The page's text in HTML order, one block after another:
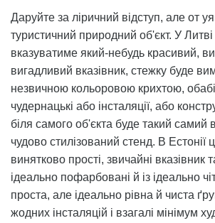
Даруйте за ліричний відступ, але от
туристичний природний об'єкт. У
вказуватиме який-небудь красивий,
вигадливий вказівник, стежку буде
незвичною кольоровою крихтою,
чудернацькі або інсталяції, або
біля самого об'єкта буде такий самий
чудово стилізований стенд. В Естонії
винятково прості, звичайні вказівник
ідеально пофарбовані й із ідеально
проста, але ідеально рівна й чиста
жодних інсталяцій і взагалі мінімум